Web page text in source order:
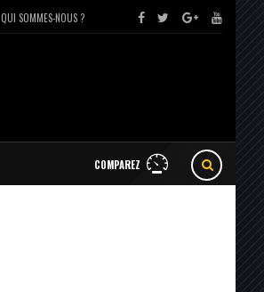
QUI SOMMES-NOUS ?
COMPAREZ